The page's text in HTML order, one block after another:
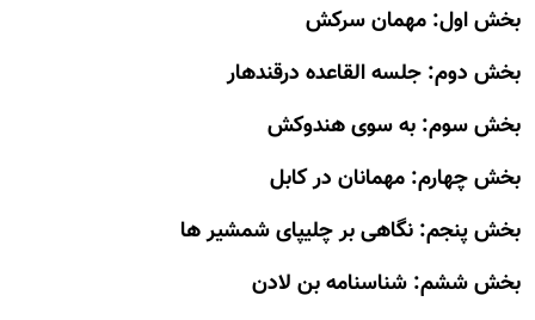
بخش اول: مهمان سرکش
بخش دوم: جلسه القاعده درقندهار
بخش سوم: به سوی هندوکش
بخش چهارم: مهمانان در کابل
بخش پنجم: نگاهی بر چلیپای شمشیر ها
بخش ششم: شناسنامه بن لادن